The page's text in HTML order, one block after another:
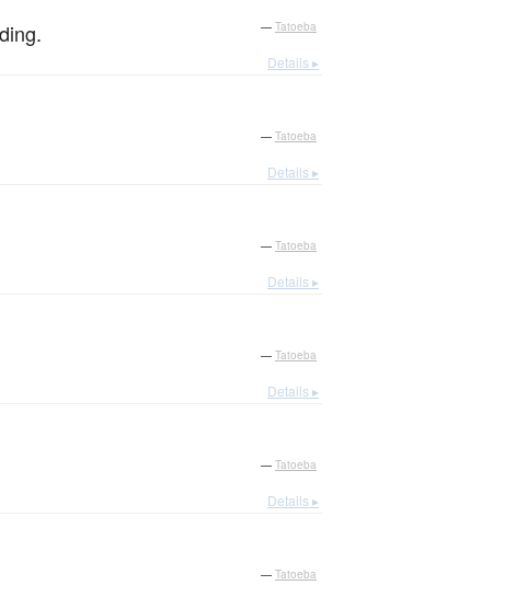
— Tatoeba
Details ▸
— Tatoeba
Details ▸
— Tatoeba
Details ▸
— Tatoeba
Details ▸
— Tatoeba
Details ▸
— Tatoeba